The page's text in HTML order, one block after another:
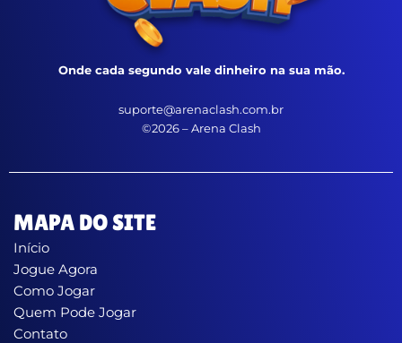
Onde cada segundo vale dinheiro na sua mão.
suporte@arenaclash.com.br
©2026 – Arena Clash
MAPA DO SITE
Início
Jogue Agora
Como Jogar
Quem Pode Jogar
Contato